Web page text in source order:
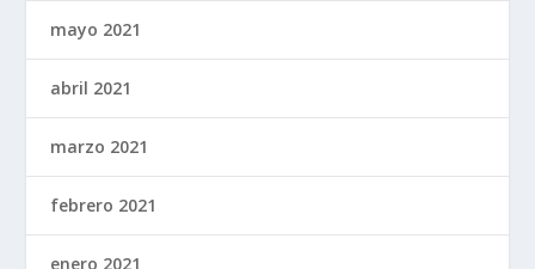
mayo 2021
abril 2021
marzo 2021
febrero 2021
enero 2021